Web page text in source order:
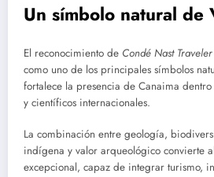
Un símbolo natural de
El reconocimiento de Condé Nast Traveler
como uno de los principales símbolos
fortalece la presencia de Canaima
y científicos internacionales.
La combinación entre geología,
indígena y valor arqueológico convierte
excepcional, capaz de integrar turismo,